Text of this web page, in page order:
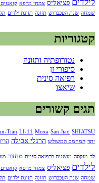
פציאליס צמחי מרפא קואנזים Q10
שמחה שנת העכברוש תזונה תזונת ילדים
קטגוריות
נטורופתיה ותזונה
סיפורי זן
רפואה סינית
שיאצו
תגים קשורים
Tian LI-11 Moxa San Jiao SHIATSU
יתר המחמם המשולש הרגלי אכילה
לב מוקסה מושגים ברפואה סינית מחזור
לילדים פציאליס צמחי מרפא קואנזים Q10
שמחה שנת העכברוש תזונה תזונת ילדים